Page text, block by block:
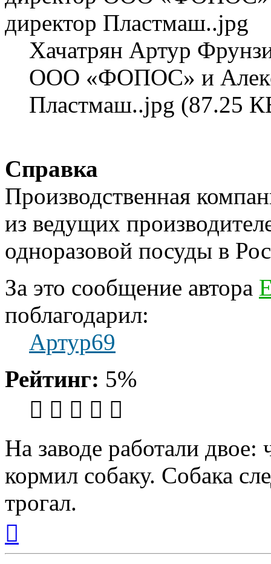
Хачатрян Артур
ООО «ФОПОС» и
Пластмаш..jpg (87.25
Справка
Производственная
из ведущих
одноразовой посуды в
За это сообщение автора
поблагодарил:
Артур69
Рейтинг: 5%
На заводе работали двое:
кормил собаку. Собака
трогал.
началу